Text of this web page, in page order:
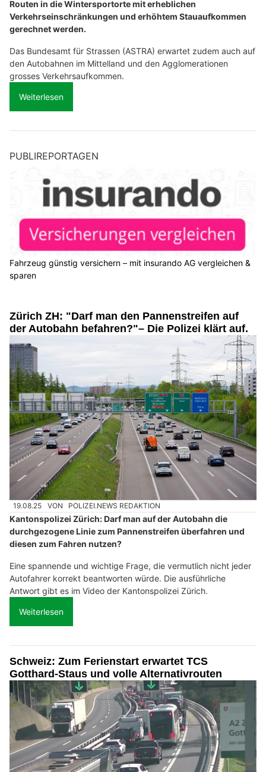
Routen in die Wintersportorte mit erheblichen
Verkehrseinschränkungen und erhöhtem Stauaufkommen
gerechnet werden.
Das Bundesamt für Strassen (ASTRA) erwartet zudem auch auf
den Autobahnen im Mittelland und den Agglomerationen
grosses Verkehrsaufkommen.
Weiterlesen
PUBLIREPORTAGEN
Fahrzeug günstig versichern – mit insurando AG vergleichen &
sparen
Zürich ZH: "Darf man den Pannenstreifen auf
der Autobahn befahren?"– Die Polizei klärt auf.
19.08.25 VON POLIZEI.NEWS REDAKTION
Kantonspolizei Zürich: Darf man auf der Autobahn die
durchgezogene Linie zum Pannenstreifen überfahren und
diesen zum Fahren nutzen?
Eine spannende und wichtige Frage, die vermutlich nicht jeder
Autofahrer korrekt beantworten würde. Die ausführliche
Antwort gibt es im Video der Kantonspolizei Zürich.
Weiterlesen
Schweiz: Zum Ferienstart erwartet TCS
Gotthard-Staus und volle Alternativrouten